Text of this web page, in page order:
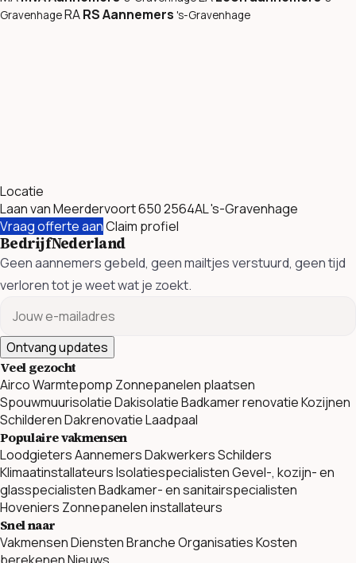
GravenhageRARS Aannemers 's-Gravenhage
Locatie
Laan van Meerdervoort 650 2564AL 's-Gravenhage
Vraag offerte aanClaim profiel
BedrijfNederland
Geen aannemers gebeld, geen mailtjes verstuurd, geen tijd
verloren tot je weet wat je zoekt.
Ontvang updates
Veel gezocht
AircoWarmtepomp Zonnepanelen plaatsen
SpouwmuurisolatieDakisolatieBadkamer renovatieKozijnen
SchilderenDakrenovatieLaadpaal
Populaire vakmensen
LoodgietersAannemersDakwerkersSchilders
KlimaatinstallateursIsolatiespecialistenGevel-, kozijn- en
glasspecialistenBadkamer- en sanitairspecialisten
Hoveniers Zonnepanelen installateurs
Snel naar
VakmensenDienstenBranche OrganisatiesKosten